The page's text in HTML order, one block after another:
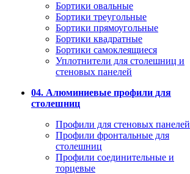
Бортики овальные
Бортики треугольные
Бортики прямоугольные
Бортики квадратные
Бортики самоклеящиеся
Уплотнители для столешниц и
стеновых панелей
04. Алюминиевые профили для
столешниц
Профили для стеновых панелей
Профили фронтальные для
столешниц
Профили соединительные и
торцевые